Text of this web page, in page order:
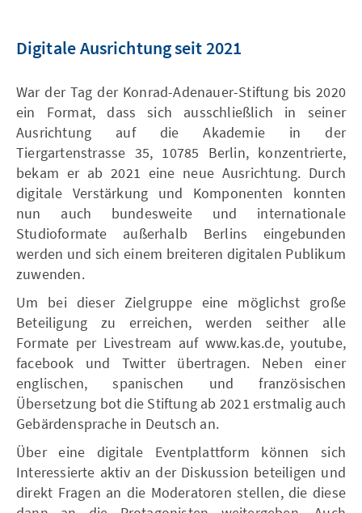
Digitale Ausrichtung seit 2021
War der Tag der Konrad-Adenauer-Stiftung bis 2020
ein Format, dass sich ausschließlich in seiner
Ausrichtung auf die Akademie in der
Tiergartenstrasse 35, 10785 Berlin, konzentrierte,
bekam er ab 2021 eine neue Ausrichtung. Durch
digitale Verstärkung und Komponenten konnten
nun auch bundesweite und internationale
Studioformate außerhalb Berlins eingebunden
werden und sich einem breiteren digitalen Publikum
zuwenden.
Um bei dieser Zielgruppe eine möglichst große
Beteiligung zu erreichen, werden seither alle
Formate per Livestream auf www.kas.de, youtube,
facebook und Twitter übertragen. Neben einer
englischen, spanischen und französischen
Übersetzung bot die Stiftung ab 2021 erstmalig auch
Gebärdensprache in Deutsch an.
Über eine digitale Eventplattform können sich
Interessierte aktiv an der Diskussion beteiligen und
direkt Fragen an die Moderatoren stellen, die diese